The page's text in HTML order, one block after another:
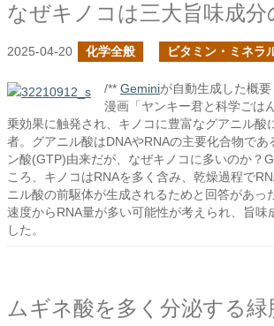
2025-04-20 化学全般 ビタミン・ミネラ
/** Geminiが自動生成した概要
漫画「ヤンキー君と科学ごは
乗効果に触発され、キノコに豊富なグアニル酸
者。グアニル酸はDNAやRNAの主要化合物であ
ン酸(GTP)由来だが、なぜキノコに多いのか？
ころ、キノコはRNAを多く含み、乾燥過程で
ニル酸の前駆体が生成されるためと回答があっ
速度からRNA量が多い可能性が考えられ、旨味
した。